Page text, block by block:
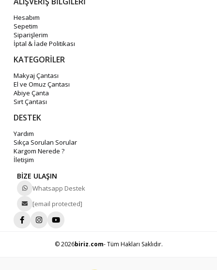
Hesabım
Sepetim
Siparişlerim
İptal & İade Politikası
KATEGORİLER
Makyaj Çantası
El ve Omuz Çantası
Abiye Çanta
Sırt Çantası
DESTEK
Yardım
Sıkça Sorulan Sorular
Kargom Nerede ?
İletişim
BİZE ULAŞIN
Whatsapp Destek
[email protected]
© 2026biriz.com- Tüm Hakları Saklıdır.